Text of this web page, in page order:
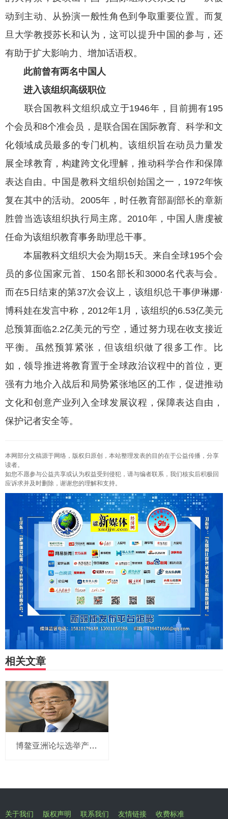
动到主动、从扮演一般性角色到争取重要位置。而复
旦大学教授苏长和认为，这可以提升中国的参与，还
有助于扩大影响力、增加话语权。
此前曾有两名中国人
进入该组织高级职位
联合国教科文组织成立于1946年，目前拥有195
个会员和8个准会员，是联合国在国际教育、科学和文
化领域成员最多的专门机构。该组织旨在动员力量发
展全球教育，构建跨文化理解，推动科学合作和保障
表达自由。中国是教科文组织创始国之一，1972年恢
复在其中的活动。2005年，时任教育部副部长的章新
胜曾当选该组织执行局主席。2010年，中国人唐虔被
任命为该组织教育事务助理总干事。
本届教科文组织大会为期15天。来自全球195个会
员的多位国家元首、150名部长和3000名代表与会。
而在5日结束的第37次会议上，该组织总干事伊琳娜·
博科娃在发言中称，2012年1月，该组织的6.53亿美元
总预算面临2.2亿美元的亏空，通过努力现在收支接近
平衡。虽然预算紧张，但该组织做了很多工作。比
如，领导推进将教育置于全球政治议程中的首位，更
强有力地介入战后和局势紧张地区的工作，促进推动
文化和创意产业列入全球发展议程，保障表达自由，
保护记者安全等。
本网部分文稿源于网络，版权归原创，本站整理发表的目的在于公益传播，分享
读者。
如您不愿参与公益共享或认为权益受到侵犯，请与编者联系，我们核实后积极回
应诉求并及时删除，谢谢您的理解和支持。
相关文章
博鳌亚洲论坛选举产生新一届理事会 潘基文当选理事长
关于我们 版权声明 联系我们 友情链接 收费标准